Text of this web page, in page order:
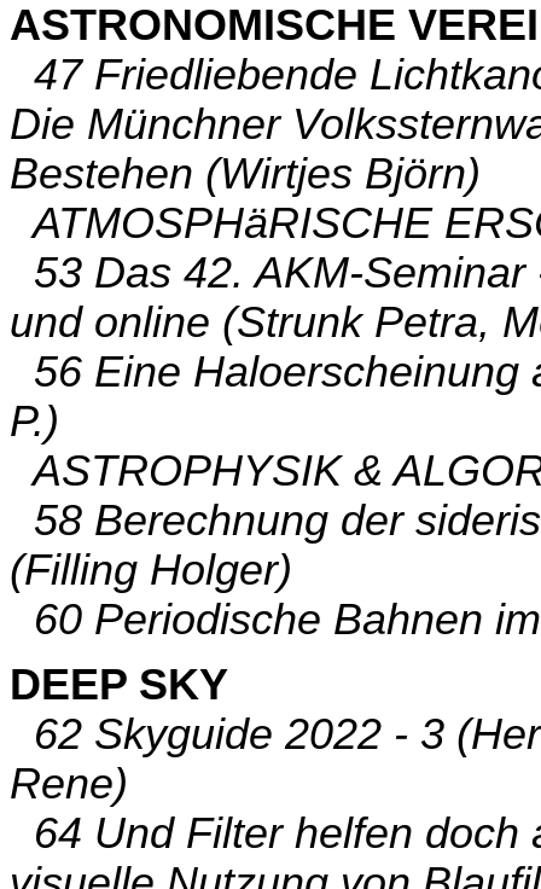
ASTRONOMISCHE
47 Friedliebende
Die Münchner
Bestehen (Wirtjes Björn)
ATMOSPHäRISCHE
53 Das 42. AKM-
und online (Strunk Petra,
56 Eine Haloerscheinung
P.)
ASTROPHYSIK &
58 Berechnung der
(Filling Holger)
60 Periodische Bahnen
DEEP SKY
62 Skyguide 2022 - 3
Rene)
64 Und Filter helfen doch